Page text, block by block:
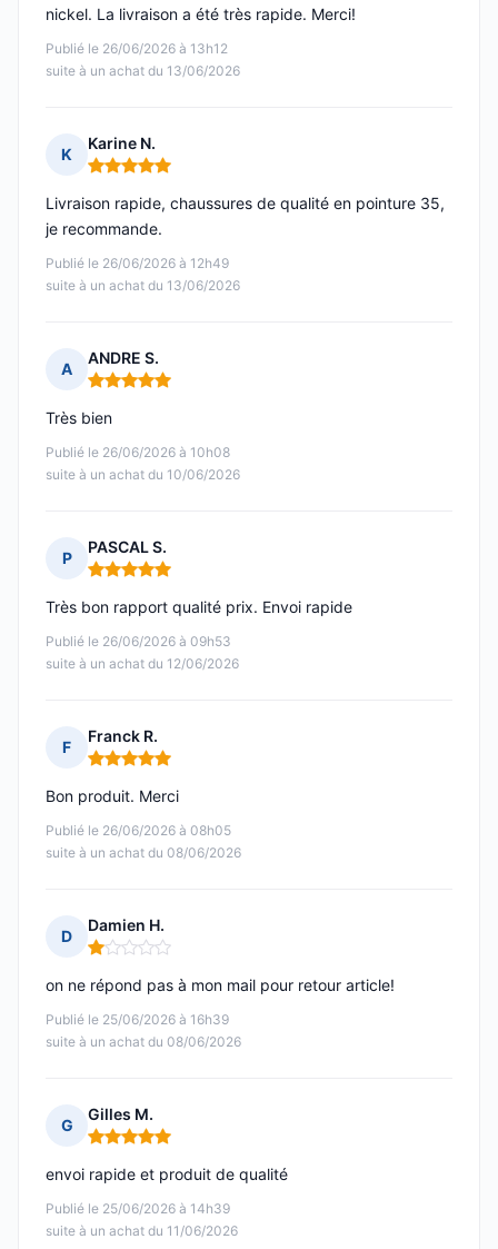
Publié le 26/06/2026 à 13h12
suite à un achat du 13/06/2026
nickel. La livraison a été très rapide. Merci!
K
Karine N.
Note : 5 sur 5
Publié le 26/06/2026 à 12h49
suite à un achat du 13/06/2026
Livraison rapide, chaussures de qualité en pointure 35,
je recommande.
A
ANDRE S.
Note : 5 sur 5
Publié le 26/06/2026 à 10h08
suite à un achat du 10/06/2026
Très bien
P
PASCAL S.
Note : 5 sur 5
Publié le 26/06/2026 à 09h53
suite à un achat du 12/06/2026
Très bon rapport qualité prix. Envoi rapide
F
Franck R.
Note : 5 sur 5
Publié le 26/06/2026 à 08h05
suite à un achat du 08/06/2026
Bon produit. Merci
D
Damien H.
Note : 1 sur 5
Publié le 25/06/2026 à 16h39
suite à un achat du 08/06/2026
on ne répond pas à mon mail pour retour article!
G
Gilles M.
Note : 5 sur 5
Publié le 25/06/2026 à 14h39
suite à un achat du 11/06/2026
envoi rapide et produit de qualité